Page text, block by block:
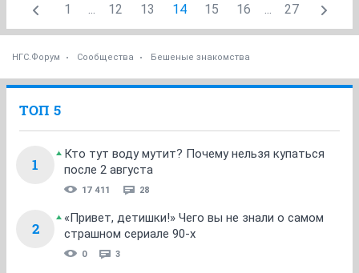
1 ... 12 13 14 15 16 ... 27
НГС.Форум Сообщества Бешеные знакомства
ТОП 5
1
Кто тут воду мутит? Почему нельзя купаться
после 2 августа
17 411 28
2
«Привет, детишки!» Чего вы не знали о самом
страшном сериале 90-х
0 3